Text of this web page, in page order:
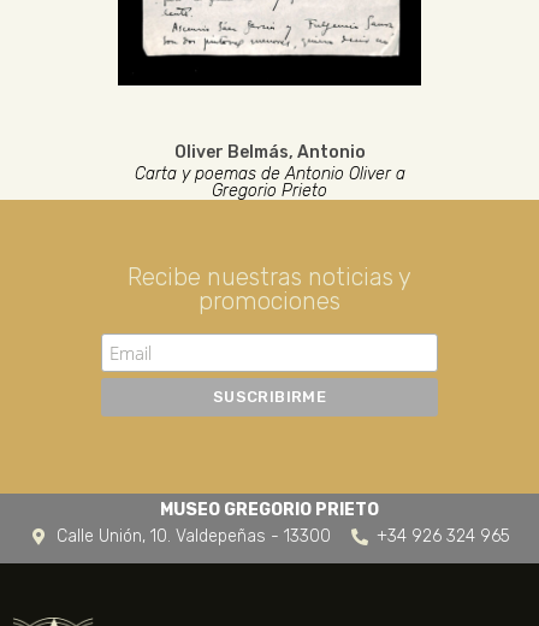
Oliver Belmás, Antonio
Carta y poemas de Antonio Oliver a
Gregorio Prieto
Recibe nuestras noticias y
promociones
MUSEO GREGORIO PRIETO
Calle Unión, 10. Valdepeñas - 13300
+34 926 324 965